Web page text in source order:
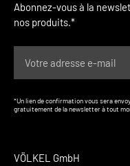
VÖLKEL GmbH
Abonnez-vous à la
nos produits.*
*Un lien de confirmation vous sera
gratuitement de la newsletter à tout